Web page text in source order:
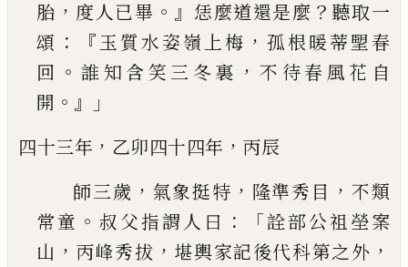
胎 ， 度人已畢 。』 恁麼道還是麼 ？ 聽取一
頌 ：『 玉質水姿嶺上梅 ， 孤根暖蒂朢春
回 。 誰知含笑三冬裏 ， 不待春風花自
開 。』」
四十三年 ， 乙卯四十四年 ， 丙辰
師三歲 ， 氣象挺特 ， 隆準秀目 ， 不類
常童 。 叔父指謂 人曰 ：「詮部公祖塋案
山 ， 丙峰秀拔 ， 堪輿家記後代科第之外 ，